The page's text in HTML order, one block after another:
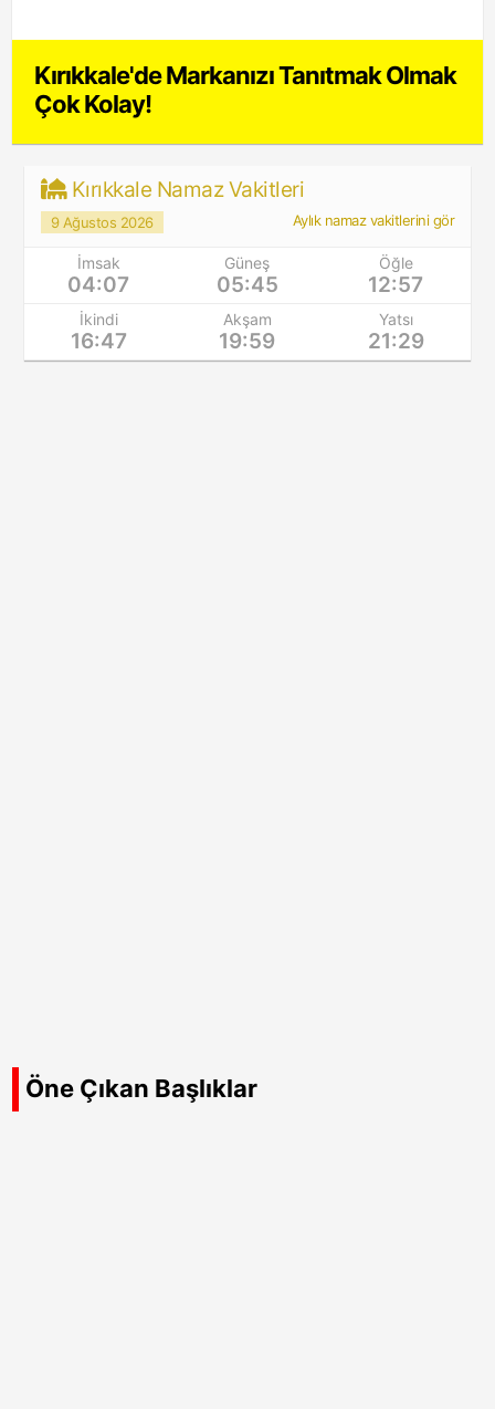
Kırıkkale'de Markanızı Tanıtmak Olmak
Çok Kolay!
Kırıkkale Namaz Vakitleri
9 Ağustos 2026 Aylık namaz vakitlerini gör
İmsak
04:07
Güneş
05:45
Öğle
12:57
İkindi
16:47
Akşam
19:59
Yatsı
21:29
Öne Çıkan Başlıklar